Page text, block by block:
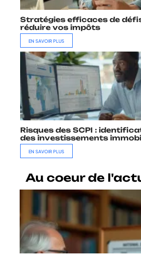
Stratégies efficaces de
réduire vos impôts
EN SAVOIR PLUS
Risques des SCPI :
des investissements
EN SAVOIR PLUS
Au coeur de